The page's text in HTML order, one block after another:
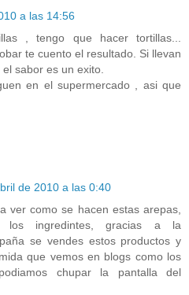
a las 14:56
, tengo que hacer tortillas...
te cuento el resultado. Si llevan
sabor es un exito.
en el supermercado , asi que
de 2010 a las 0:40
ver como se hacen estas arepas,
los ingredintes, gracias a la
se vendes estos productos y
que vemos en blogs como los
chupar la pantalla del